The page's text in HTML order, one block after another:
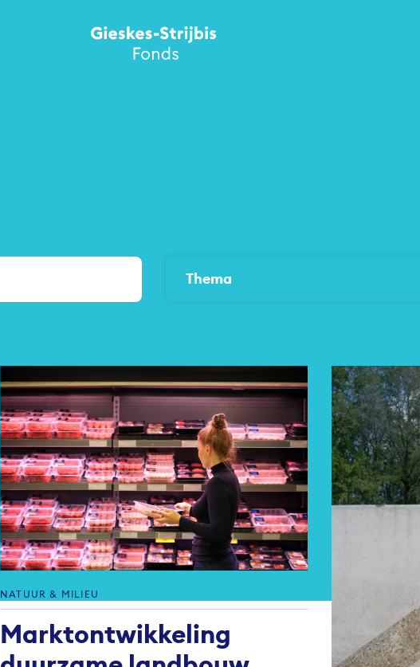
Thema
NATUUR & MILIEU
Markt­ontwikkeling